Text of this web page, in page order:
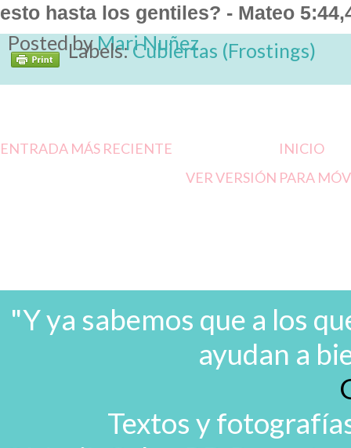
esto hasta los gentiles? - Mateo
Posted byMari Nuñez
Labels:Cubiertas (Frostings)
ENTRADA MÁS RECIENTE
INICIO
VER VERSIÓN PARA
"Y ya sabemos que a los
ayudan a
Textos y